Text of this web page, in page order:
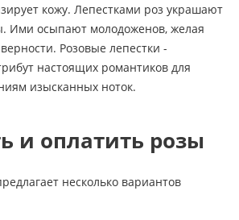
кожу. Лепестками роз украшают
Ими осыпают молодоженов, желая
Розовые лепестки -
настоящих романтиков для
изысканных ноток.
и оплатить розы
несколько вариантов